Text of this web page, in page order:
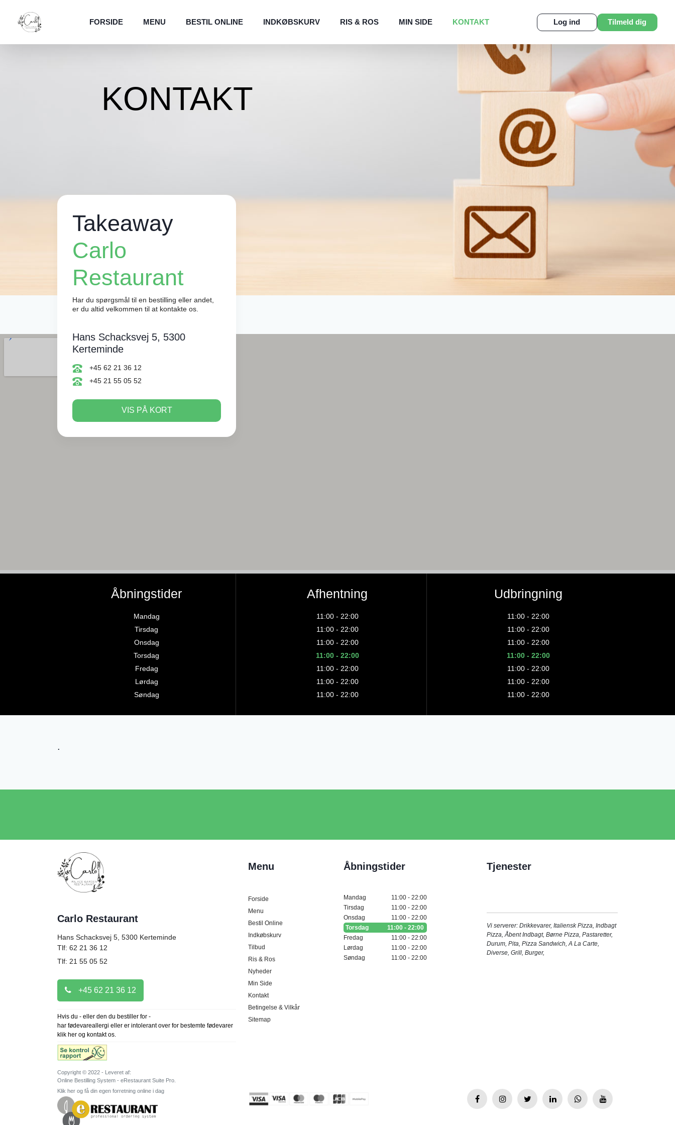
FORSIDE MENU BESTIL ONLINE INDKØBSKURV RIS & ROS MIN SIDE KONTAKT Log ind Tilmeld dig
KONTAKT
Takeaway
Carlo
Restaurant
Har du spørgsmål til en bestilling eller andet,
er du altid velkommen til at kontakte os.
Hans Schacksvej 5, 5300
Kerteminde
+45 62 21 36 12
+45 21 55 05 52
VIS PÅ KORT
Åbningstider
Mandag
Tirsdag
Onsdag
Torsdag
Fredag
Lørdag
Søndag
Afhentning
11:00 - 22:00
11:00 - 22:00
11:00 - 22:00
11:00 - 22:00
11:00 - 22:00
11:00 - 22:00
11:00 - 22:00
Udbringning
11:00 - 22:00
11:00 - 22:00
11:00 - 22:00
11:00 - 22:00
11:00 - 22:00
11:00 - 22:00
11:00 - 22:00
.
Carlo Restaurant
Hans Schacksvej 5, 5300 Kerteminde
Tlf: 62 21 36 12
Tlf: 21 55 05 52
+45 62 21 36 12
Hvis du - eller den du bestiller for -
har fødevareallergi eller er intolerant over for bestemte fødevarer
klik her og kontakt os.
Menu
Forside
Menu
Bestil Online
Indkøbskurv
Tilbud
Ris & Ros
Nyheder
Min Side
Kontakt
Betingelse & Vilkår
Sitemap
Åbningstider
Mandag
11:00 - 22:00
Tirsdag
11:00 - 22:00
Onsdag
11:00 - 22:00
Torsdag
11:00 - 22:00
Fredag
11:00 - 22:00
Lørdag
11:00 - 22:00
Søndag
11:00 - 22:00
Tjenester
Vi serverer: Drikkevarer, Italiensk Pizza Indbagt
Pizza Åbent Indbagt, Børne Pizza Pastaretter,
Durum Pita Pizza Sandwich A La Carte
Diverse Grill Burger,
Copyright © 2022 - Leveret af:
Online Bestilling System - eRestaurant Suite Pro.
Klik her og få din egen forretning online i dag